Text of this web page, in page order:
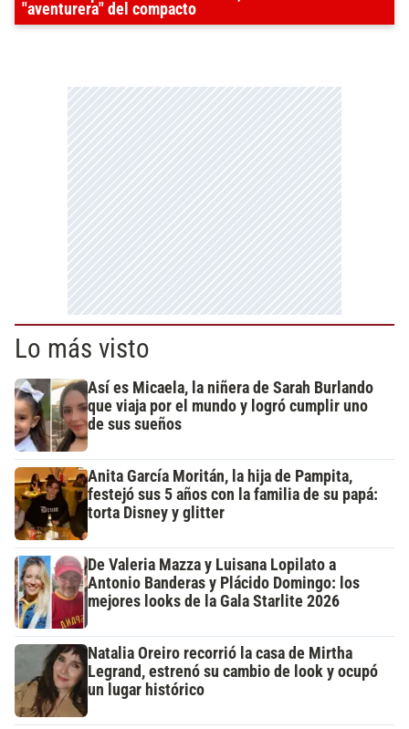
"aventurera" del compacto
Lo más visto
Así es Micaela, la niñera de Sarah Burlando
que viaja por el mundo y logró cumplir uno
de sus sueños
Anita García Moritán, la hija de Pampita,
festejó sus 5 años con la familia de su papá:
torta Disney y glitter
De Valeria Mazza y Luisana Lopilato a
Antonio Banderas y Plácido Domingo: los
mejores looks de la Gala Starlite 2026
Natalia Oreiro recorrió la casa de Mirtha
Legrand, estrenó su cambio de look y ocupó
un lugar histórico